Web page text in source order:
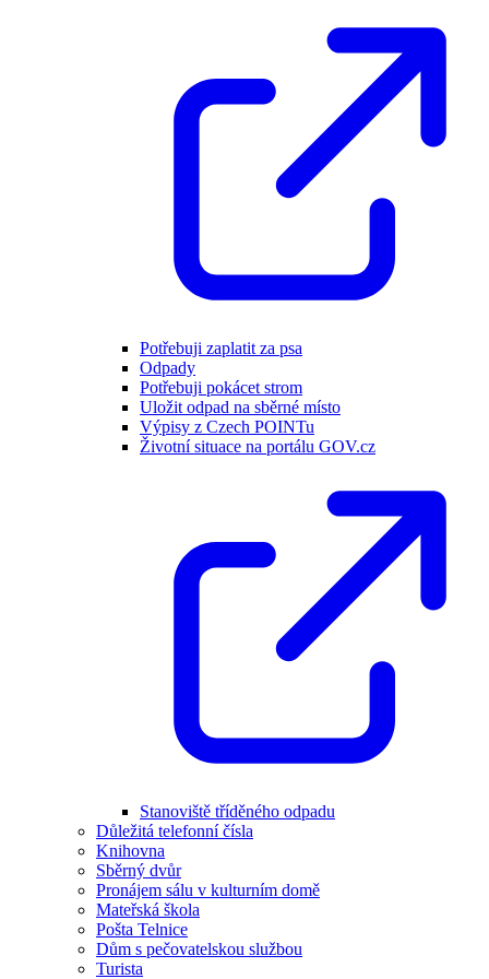
Potřebuji zaplatit za psa
Odpady
Potřebuji pokácet strom
Uložit odpad na sběrné místo
Výpisy z Czech POINTu
Životní situace na portálu GOV.cz
Stanoviště tříděného odpadu
Důležitá telefonní čísla
Knihovna
Sběrný dvůr
Pronájem sálu v kulturním domě
Mateřská škola
Pošta Telnice
Dům s pečovatelskou službou
Turista